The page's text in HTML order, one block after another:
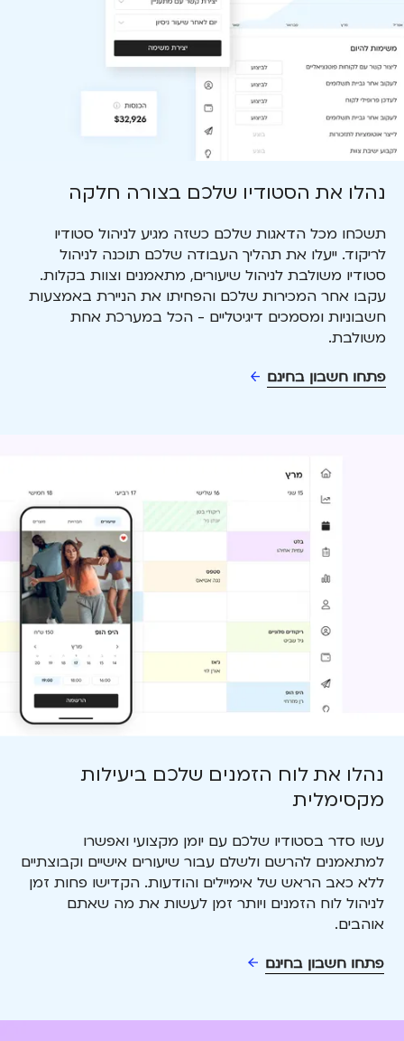
נהלו את הסטודיו שלכם בצורה חלקה
תשכחו מכל הדאגות שלכם כשזה מגיע לניהול סטודיו
לריקוד. ייעלו את תהליך העבודה שלכם תוכנה לניהול
סטודיו משולבת לניהול שיעורים, מתאמנים וצוות בקלות.
עקבו אחר המכירות שלכם והפחיתו את הניירת באמצעות
חשבוניות ומסמכים דיגיטליים - הכל במערכת אחת
משולבת.
פתחו חשבון בחינם
נהלו את לוח הזמנים שלכם ביעילות
מקסימלית
עשו סדר בסטודיו שלכם עם יומן מקצועי ואפשרו
למתאמנים להרשם ולשלם עבור שיעורים אישיים וקבוצתיים
ללא כאב הראש של אימיילים והודעות. הקדישו פחות זמן
לניהול לוח הזמנים ויותר זמן לעשות את מה שאתם
אוהבים.
פתחו חשבון בחינם